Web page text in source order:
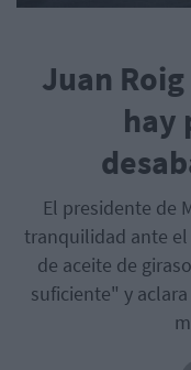
Juan
hay
El presidente de
tranquilidad ante
de aceite de
suficiente" y